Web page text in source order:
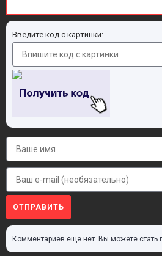
Введите код с картинки:
ОТПРАВИТЬ
Комментариев еще нет. Вы можете стать